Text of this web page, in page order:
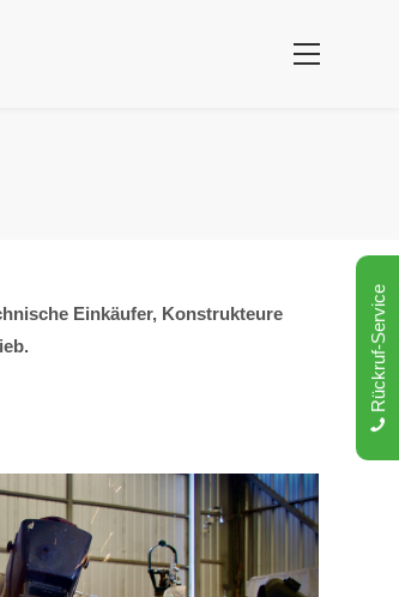
Einkäufer, Konstrukteure
Rückruf-Service